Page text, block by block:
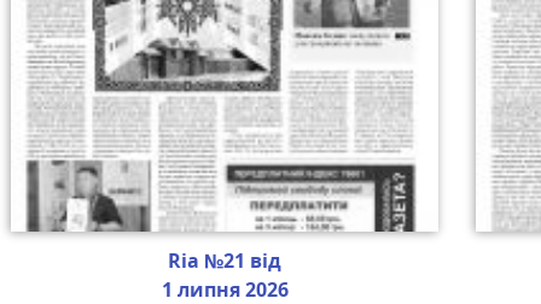
Ria №21 від
1 липня 2026